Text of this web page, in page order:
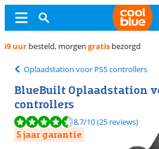
Gratis
Oplaadstation voor PS5 controllers
BlueBuilt Oplaadstation
controllers
Beoordeling is 8,7 van de 10, gebaseerd
8,7/10(25 reviews)
5 jaar garantie